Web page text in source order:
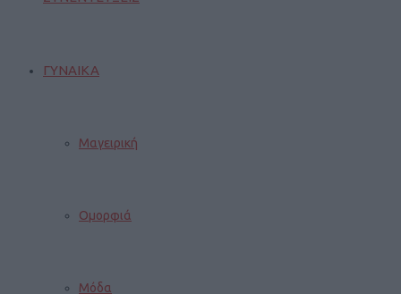
ΓΥΝΑΙΚΑ
Μαγειρική
Ομορφιά
Μόδα